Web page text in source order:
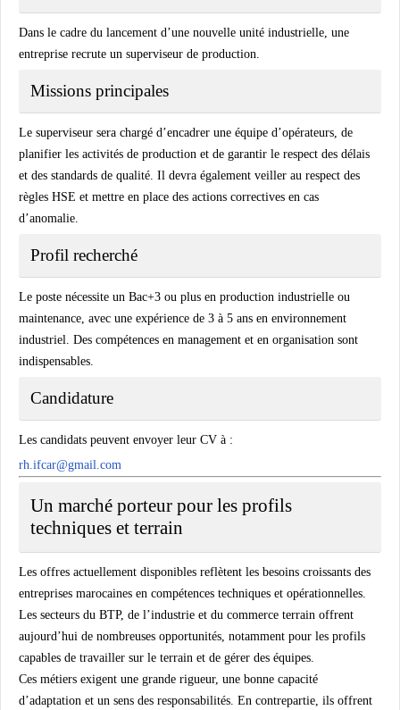
Dans le cadre du lancement d’une nouvelle unité industrielle, une
entreprise recrute un superviseur de production.
Missions principales
Le superviseur sera chargé d’encadrer une équipe d’opérateurs, de
planifier les activités de production et de garantir le respect des délais
et des standards de qualité. Il devra également veiller au respect des
règles HSE et mettre en place des actions correctives en cas
d’anomalie.
Profil recherché
Le poste nécessite un Bac+3 ou plus en production industrielle ou
maintenance, avec une expérience de 3 à 5 ans en environnement
industriel. Des compétences en management et en organisation sont
indispensables.
Candidature
Les candidats peuvent envoyer leur CV à :
rh.ifcar@gmail.com
Un marché porteur pour les profils
techniques et terrain
Les offres actuellement disponibles reflètent les besoins croissants des
entreprises marocaines en compétences techniques et opérationnelles.
Les secteurs du BTP, de l’industrie et du commerce terrain offrent
aujourd’hui de nombreuses opportunités, notamment pour les profils
capables de travailler sur le terrain et de gérer des équipes.
Ces métiers exigent une grande rigueur, une bonne capacité
d’adaptation et un sens des responsabilités. En contrepartie, ils offrent